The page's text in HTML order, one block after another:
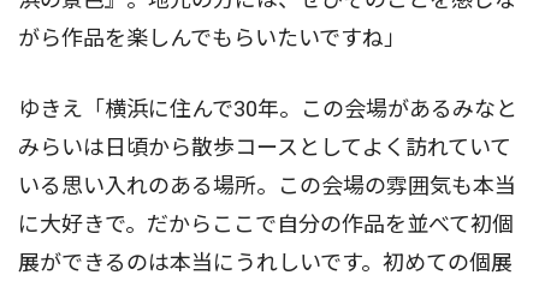
がら作品を楽しんでもらいたいですね」
ゆきえ「横浜に住んで30年。この会場があるみなと
みらいは日頃から散歩コースとしてよく訪れていて
いる思い入れのある場所。この会場の雰囲気も本当
に大好きで。だからここで自分の作品を並べて初個
展ができるのは本当にうれしいです。初めての個展